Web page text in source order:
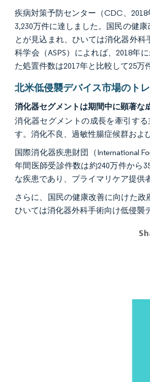
疾病対策予防センター（CDC、
3,230万件に達しました。国民の健
とが見込まれ、ひいては消化器外
科学会（ASPS）によれば、2018年
た処置件数は2017年と比較して25万
北米低侵襲デバイス市場のト
消化器セグメントは期間中に顕著な
消化器セグメントの成長を牽引す
す。消化不良、過敏性腸症候群およ
国際消化器疾患財団（International
年間医師受診件数は約240万件から
な疾患であり、プライマリケア提供
さらに、国民の健康改善に向けた政
ひいては消化器外科手術向け低侵襲